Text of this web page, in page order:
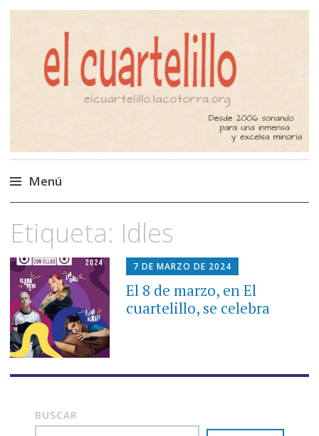
El Cuartelillo
Programa de radio de música
independiente. Podcast
Menú
al
contenido
Etiqueta: Idles
7 DE MARZO DE 2024
El 8 de marzo, en El
cuartelillo, se celebra
BUSCAR